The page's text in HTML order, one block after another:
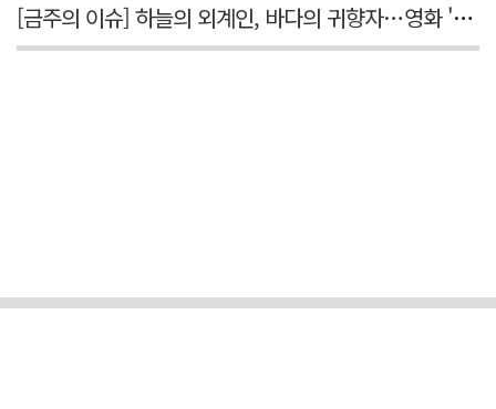
[금주의 이슈] 하늘의 외계인, 바다의 귀향자…영화 '호프'와 '오디세이'